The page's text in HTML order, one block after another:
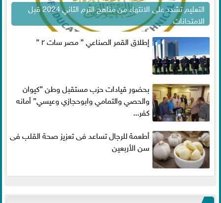
التعليم تشدد على الانتهاء من مناهج الترم الثاني 2024 قبل
الامتحانات
إطلاق القمر الصناعي ” مصر سات ٢ ”
بحضور قيادات حزب مستقبل وطن ”كيوان
والحصي والتمامي وابوحجازي وعيسي” أمانه
كفر...
أطعمة للرجال تساعد فى تعزيز صحة القلب فى
سن الأربعين